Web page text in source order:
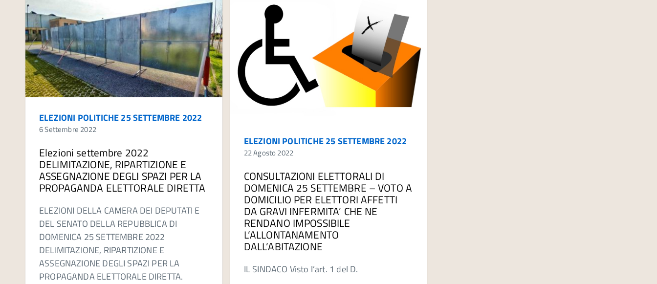
ELEZIONI POLITICHE 25 SETTEMBRE 2022
6 Settembre 2022
Elezioni settembre 2022
DELIMITAZIONE, RIPARTIZIONE E
ASSEGNAZIONE DEGLI SPAZI PER LA
PROPAGANDA ELETTORALE DIRETTA
ELEZIONI DELLA CAMERA DEI DEPUTATI E
DEL SENATO DELLA REPUBBLICA DI
DOMENICA 25 SETTEMBRE 2022
DELIMITAZIONE, RIPARTIZIONE E
ASSEGNAZIONE DEGLI SPAZI PER LA
PROPAGANDA ELETTORALE DIRETTA.
ELEZIONI POLITICHE 25 SETTEMBRE 2022
22 Agosto 2022
CONSULTAZIONI ELETTORALI DI
DOMENICA 25 SETTEMBRE – VOTO A
DOMICILIO PER ELETTORI AFFETTI
DA GRAVI INFERMITA’ CHE NE
RENDANO IMPOSSIBILE
L’ALLONTANAMENTO
DALL’ABITAZIONE
IL SINDACO Visto l’art. 1 del D.